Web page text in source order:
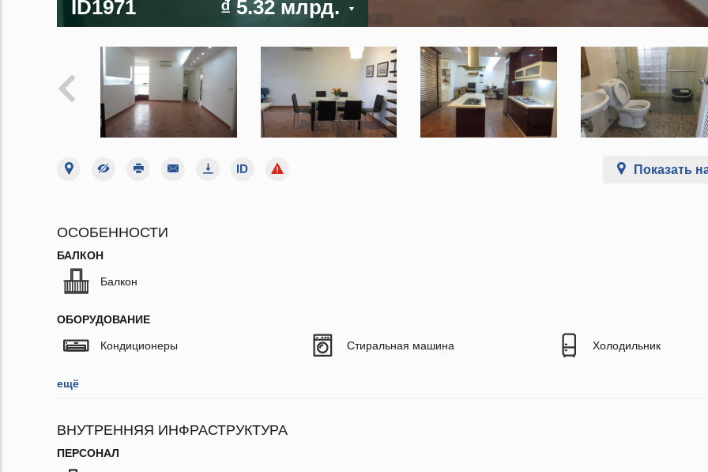
ID1971 ₫ 5.32 млрд.
Показать
ОСОБЕННОСТИ
БАЛКОН
Балкон
ОБОРУДОВАНИЕ
Кондиционеры Стиральная машина Холодильник
ещё
ВНУТРЕННЯЯ ИНФРАСТРУКТУРА
ПЕРСОНАЛ